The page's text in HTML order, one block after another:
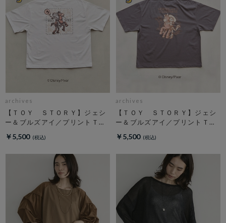
archives
【ＴＯＹ ＳＴＯＲＹ】ジェシ
ー＆ブルズアイ／プリントＴオ
￥5,500
archives
【ＴＯＹ ＳＴＯＲＹ】ジェシ
ー＆ブルズアイ／プリントＴチ
￥5,500